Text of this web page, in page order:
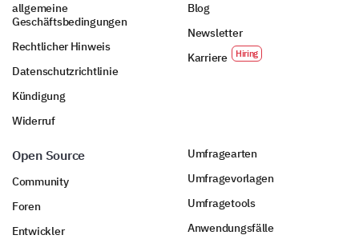
allgemeine
Geschäftsbedingungen
Rechtlicher Hinweis
Datenschutzrichtlinie
Kündigung
Widerruf
Blog
Newsletter
Karriere
Open Source
Community
Foren
Entwickler
Umfragearten
Umfragevorlagen
Umfragetools
Anwendungsfälle